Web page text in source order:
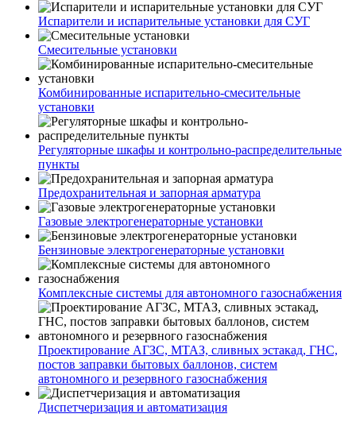
Испарители и испарительные установки для СУГ
Смесительные установки
Комбинированные испарительно-смесительные
установки
Регуляторные шкафы и контрольно-распределительные
пункты
Предохранительная и запорная арматура
Газовые электрогенераторные установки
Бензиновые электрогенераторные установки
Комплексные системы для автономного газоснабжения
Проектирование АГЗС, МТАЗ, сливных эстакад, ГНС,
постов заправки бытовых баллонов, систем
автономного и резервного газоснабжения
Диспетчеризация и автоматизация